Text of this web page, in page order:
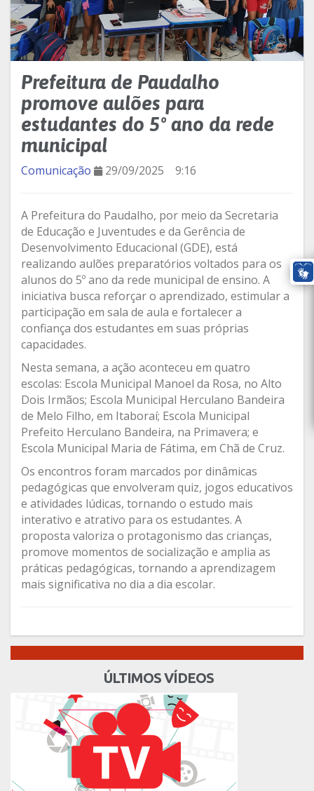
Prefeitura de Paudalho
promove aulões para
estudantes do 5º ano da rede
municipal
Comunicação 29/09/2025 9:16
A Prefeitura do Paudalho, por meio da Secretaria
de Educação e Juventudes e da Gerência de
Desenvolvimento Educacional (GDE), está
realizando aulões preparatórios voltados para os
alunos do 5º ano da rede municipal de ensino. A
iniciativa busca reforçar o aprendizado, estimular a
participação em sala de aula e fortalecer a
confiança dos estudantes em suas próprias
capacidades.
Nesta semana, a ação aconteceu em quatro
escolas: Escola Municipal Manoel da Rosa, no Alto
Dois Irmãos; Escola Municipal Herculano Bandeira
de Melo Filho, em Itaboraí; Escola Municipal
Prefeito Herculano Bandeira, na Primavera; e
Escola Municipal Maria de Fátima, em Chã de Cruz.
Os encontros foram marcados por dinâmicas
pedagógicas que envolveram quiz, jogos educativos
e atividades lúdicas, tornando o estudo mais
interativo e atrativo para os estudantes. A
proposta valoriza o protagonismo das crianças,
promove momentos de socialização e amplia as
práticas pedagógicas, tornando a aprendizagem
mais significativa no dia a dia escolar.
ÚLTIMOS VÍDEOS